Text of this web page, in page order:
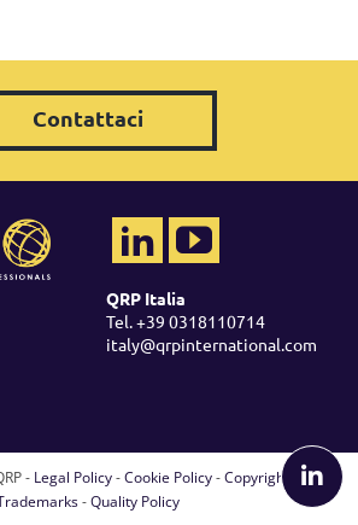
Contattaci
QRP Italia
Tel. +39 0318110714
italy@qrpinternational.com
- Legal Policy-Cookie Policy-Copyright &
-Quality Policy